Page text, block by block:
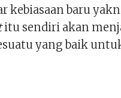
kebiasaan baru
itu sendiri akan
yang baik